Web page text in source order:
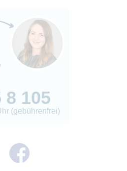
8 105
(gebührenfrei)